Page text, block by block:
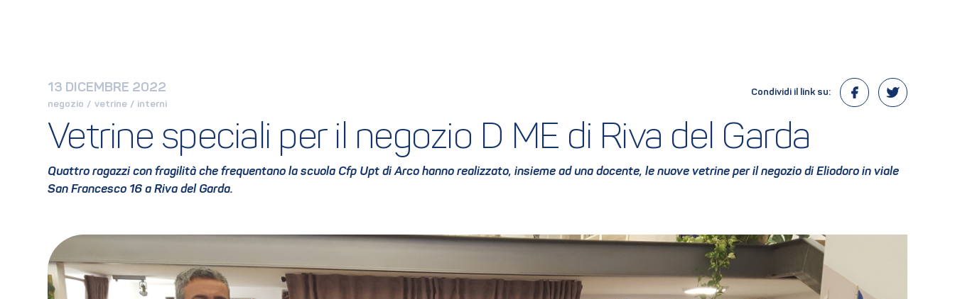
13 DICEMBRE 2022
negozio / vetrine / interni
Condividi il link su:
Vetrine speciali per il negozio D ME di Riva del Garda
Quattro ragazzi con fragilità che frequentano la scuola Cfp Upt di Arco hanno realizzato, insieme ad una docente, le nuove vetrine per il negozio di Eliodoro in viale
San Francesco 16 a Riva del Garda.